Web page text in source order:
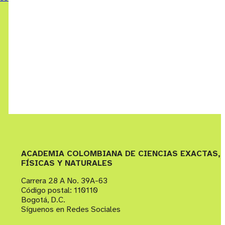
ACADEMIA COLOMBIANA DE CIENCIAS EXACTAS,
FÍSICAS Y NATURALES
Carrera 28 A No. 39A-63
Código postal: 110110
Bogotá, D.C.
Síguenos en Redes Sociales